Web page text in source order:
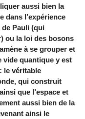
aussi bien la
dans l’expérience
Pauli (qui
ou la loi des bosons
à se grouper et
vide quantique y est
le véritable
qui construit
que l’espace et
aussi bien de la
ainsi le